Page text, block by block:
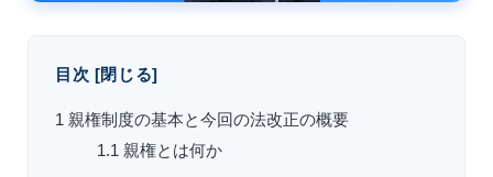
目次 [閉じる]
1 親権制度の基本と今回の法改正の概要
1.1 親権とは何か